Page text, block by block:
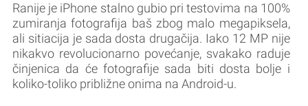
Ranije je iPhone stalno gubio pri testovima na 100%
zumiranja fotografija baš zbog malo megapiksela,
ali sitiacija je sada dosta drugačija. Iako 12 MP nije
nikakvo revolucionarno povećanje, svakako raduje
činjenica da će fotografije sada biti dosta bolje i
koliko-toliko približne onima na Android-u.